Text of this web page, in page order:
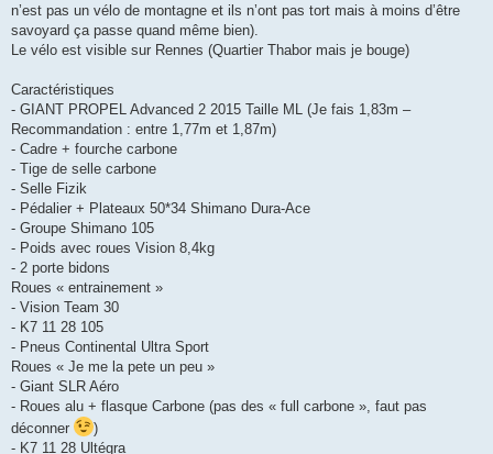
l
u
n’est pas un vélo de montagne et ils n’ont pas tort mais à moins d’être
savoyard ça passe quand même bien).
Le vélo est visible sur Rennes (Quartier Thabor mais je bouge)
Caractéristiques
- GIANT PROPEL Advanced 2 2015 Taille ML (Je fais 1,83m –
Recommandation : entre 1,77m et 1,87m)
- Cadre + fourche carbone
- Tige de selle carbone
- Selle Fizik
- Pédalier + Plateaux 50*34 Shimano Dura-Ace
- Groupe Shimano 105
- Poids avec roues Vision 8,4kg
- 2 porte bidons
Roues « entrainement »
- Vision Team 30
- K7 11 28 105
- Pneus Continental Ultra Sport
Roues « Je me la pete un peu »
- Giant SLR Aéro
- Roues alu + flasque Carbone (pas des « full carbone », faut pas
déconner
)
- K7 11 28 Ultégra